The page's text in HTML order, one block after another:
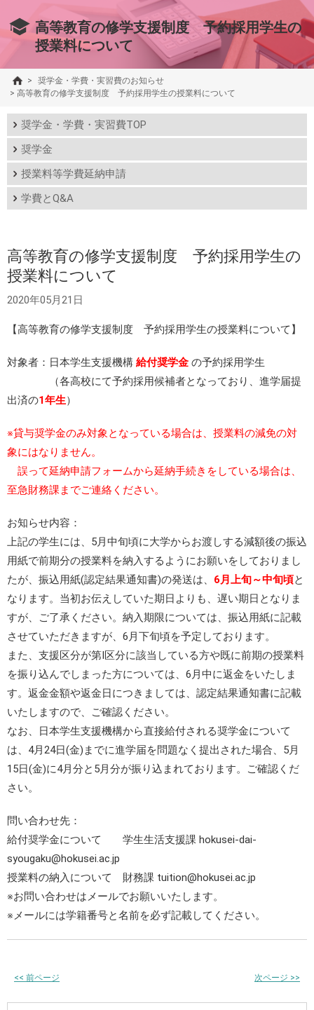
高等教育の修学支援制度 予約採用学生の
授業料について
>
奨学金・学費・実習費のお知らせ
> 高等教育の修学支援制度 予約採用学生の授業料について
奨学金・学費・実習費TOP
奨学金
授業料等学費延納申請
学費とQ&A
高等教育の修学支援制度 予約採用学生の
授業料について
2020年05月21日
【高等教育の修学支援制度 予約採用学生の授業料について】
対象者：日本学生支援機構 給付奨学金 の予約採用学生
（各高校にて予約採用候補者となっており、進学届提
出済の1年生）
※貸与奨学金のみ対象となっている場合は、授業料の減免の対
象にはなりません。
誤って延納申請フォームから延納手続きをしている場合は、
至急財務課までご連絡ください。
お知らせ内容：
上記の学生には、5月中旬頃に大学からお渡しする減額後の振込
用紙で前期分の授業料を納入するようにお願いをしておりまし
たが、振込用紙(認定結果通知書)の発送は、 6月上旬～中旬頃と
なります。当初お伝えしていた期日よりも、遅い期日となりま
すが、ご了承ください。納入期限については、振込用紙に記載
させていただきますが、6月下旬頃を予定しております。
また、支援区分が第Ⅰ区分に該当している方や既に前期の授業料
を振り込んでしまった方については、6月中に返金をいたしま
す。返金金額や返金日につきましては、認定結果通知書に記載
いたしますので、ご確認ください。
なお、日本学生支援機構から直接給付される奨学金について
は、4月24日(金)までに進学届を問題なく提出された場合、5月
15日(金)に4月分と5月分が振り込まれております。ご確認くだ
さい。
問い合わせ先：
給付奨学金について 学生生活支援課 hokusei-dai-
syougaku@hokusei.ac.jp
授業料の納入について 財務課 tuition@hokusei.ac.jp
※お問い合わせはメールでお願いいたします。
※メールには学籍番号と名前を必ず記載してください。
<< 前ページ 次ページ >>